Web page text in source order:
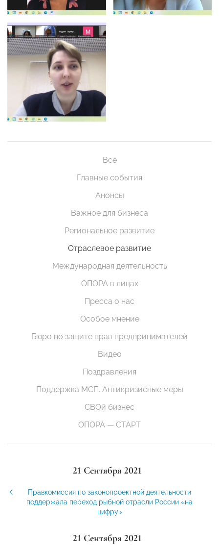
Все
Главные события
Анонсы
Важное для бизнеса
Региональное развитие
Отраслевое развитие
Международная деятельность
ОПОРА в лицах
Пресса о нас
Особое мнение
Бюро по защите прав предпринимателей
Видео
Поздравления
Поддержка МСП. Антикризисные меры
СВОй бизнес
ОПОРА — СТАРТ
21 Сентября 2021
Правкомиссия по законопроектной деятельности
поддержала переход рыбной отрасли России «на
цифру»
21 Сентября 2021